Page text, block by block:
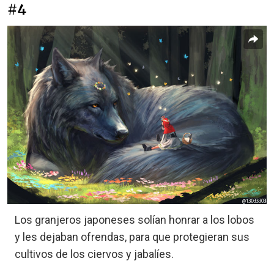
#4
Los granjeros japoneses solían honrar a los lobos
y les dejaban ofrendas, para que protegieran sus
cultivos de los ciervos y jabalíes.